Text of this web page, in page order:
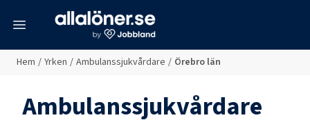
Hem / Yrken / Ambulanssjukvårdare / Örebro län
Ambulanssjukvårdare